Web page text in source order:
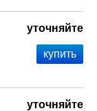
уточняйте
уточняйте